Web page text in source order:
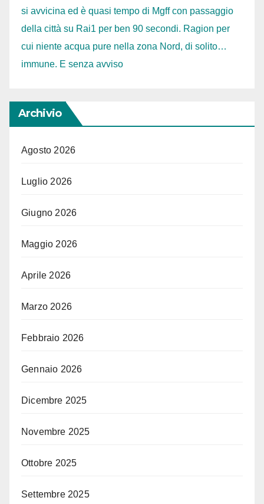
si avvicina ed è quasi tempo di Mgff con passaggio
della città su Rai1 per ben 90 secondi. Ragion per
cui niente acqua pure nella zona Nord, di solito…
immune. E senza avviso
Archivio
Agosto 2026
Luglio 2026
Giugno 2026
Maggio 2026
Aprile 2026
Marzo 2026
Febbraio 2026
Gennaio 2026
Dicembre 2025
Novembre 2025
Ottobre 2025
Settembre 2025